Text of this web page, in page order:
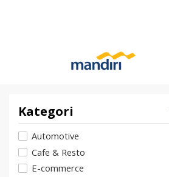
Kategori
Automotive
Cafe & Resto
E-commerce